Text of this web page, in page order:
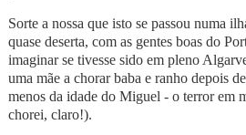
Sorte a nossa que isto se passou numa
quase deserta, com as gentes boas do
imaginar se tivesse sido em pleno
uma mãe a chorar baba e ranho depois
menos da idade do Miguel - o terror em
chorei, claro!).